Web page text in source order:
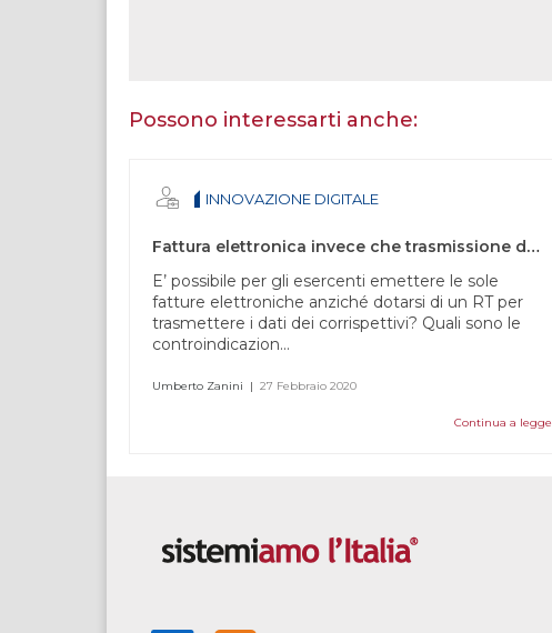
essere
questo
campo
Possono interessarti anche:
INNOVAZIONE DIGITALE
Fattura elettronica invece che trasmissione dei corrispettivi
E’ possibile per gli esercenti emettere le sole
fatture elettroniche anziché dotarsi di un RT per
trasmettere i dati dei corrispettivi? Quali sono le
controindicazion...
Umberto Zanini | 27 Febbraio 2020
Continua a